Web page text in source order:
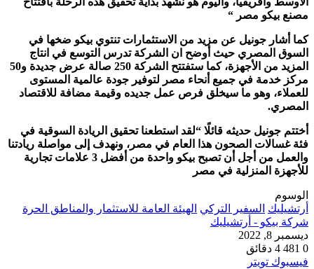
مصنع بيكو مصر “
كما أشار جونيل عن مزيد من الاستثمارات تنتوي بيكو ضخها في
السوق المصري حيث أوضح ان الشركة تدرس التوسع في انتاج
المزيد من الأجهزة، كما ستفتتح الشركة 250 صالة عرض جديدة و50
مركز خدمة في جميع أنحاء مصر لتوفير جودة عالمية المستوى
للعملاء، وهو ما سيخلق فرص عمل جديده وقيمة مضافة للاقتصاد
المصري.
أختتم جونيل حديثه قائلًا “لقد استطعنا تحقيق الريادة السوقية في
فئة غسالات الصحون هذا العام في مصر، ونهدف إلى مواصلة ريادتنا
والعمل من أجل أن تصبح بيكو واحدة من أفضل 3 علامات تجارية
للأجهزة المنزلية في مصر
الوسوم
أرتشيليك السفير التركي الهيئة العامة للاستثمار والمناطق الحرة
شركة بيكو - أرتشيليك
ديسمبر 8, 2022
0
4 دقائق
فيسبوك تويتر